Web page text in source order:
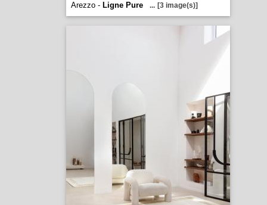
Arezzo - Ligne Pure ... [3 image(s)]